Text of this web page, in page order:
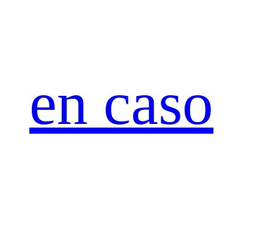
en caso